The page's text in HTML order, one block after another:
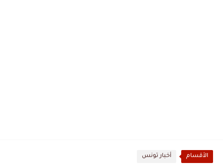
الأقسام أخبار تونس